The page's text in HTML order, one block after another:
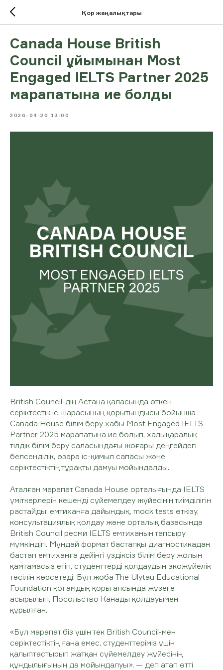
Қор жаңалықтары
Canada House British
Council ұйымынан Most
Engaged IELTS Partner 2025
марапатына ие болды
2026-04-20 13:00
British Council-дің Астана қаласында өткен
серіктестік іс-шарасының қорытындысы бойынша
Canada House білім беру хабы Most Engaged IELTS
Partner 2025 марапатына ие болып, халықаралық
тілдік білім беру саласындағы жоғары деңгейдегі
белсенділік, өзара іс-қимыл сапасы және
серіктестіктің тұрақты дамуы мойындалды.
Аталған марапат Canada House орталығында IELTS
үміткерлерін кешенді сүйемелдеу жүйесінің тиімділігін
растайды: емтиханға дайындық, mock tests өткізу,
консультациялық қолдау және орталық базасында
British Council ресми IELTS емтиханын тапсыру
мүмкіндігі. Мұндай формат бастапқы диагностикадан
бастап емтиханға дейінгі үздіксіз білім беру жолын
қамтамасыз етіп, студенттерді қолдаудың экожүйелік
тәсілін көрсетеді. Бұл жоба The Ulytau Educational
Foundation қоғамдық қоры аясында жүзеге
асырылып, Посольство Канады қолдауымен
құрылған.
«Бұл марапат біз үшін тек British Council-мен
серіктестіктің ғана емес, студенттеріміз үшін
қалыптастырып жатқан сүйемелдеу жүйесінің
құндылығының да мойындалуы», — деп атап өтті